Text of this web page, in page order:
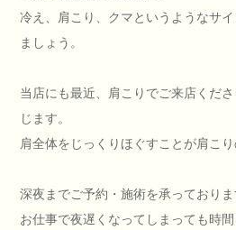
冷え、肩こり、クマというようなサ
ましょう。
当店にも最近、肩こりでご来店くだ
じます。
肩全体をじっくりほぐすことが肩こり
深夜までご予約・施術を承っておりま
お仕事で夜遅くなってしまっても時